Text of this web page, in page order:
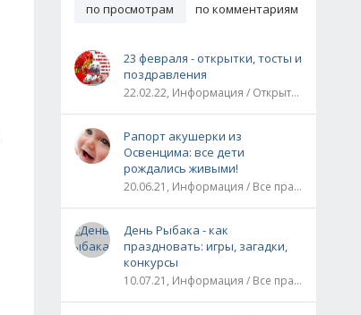
по просмотрам по комментариям
23 февраля - открытки, тосты и
поздравления
22.02.22, Информация / Открытки / Все праздники
Рапорт акушерки из
Освенцима: все дети
рождались живыми!
20.06.21, Информация / Все праздники / Рассказы и истории
День Рыбака - как
праздновать: игры, загадки,
конкурсы
10.07.21, Информация / Все праздники